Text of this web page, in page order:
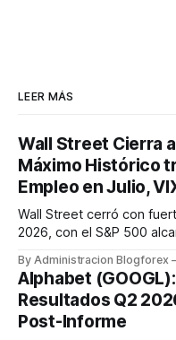
LEER MÁS
Wall Street Cierra
Máximo Histórico
Empleo en Julio,
Wall Street cerró con
2026, con el S&P 500
54,036.93 y el Nasdaq
El impulso provino de un
inesperadamente ...
By Administracion Blogforex
Alphabet
Resultados Q2
Post-Informe